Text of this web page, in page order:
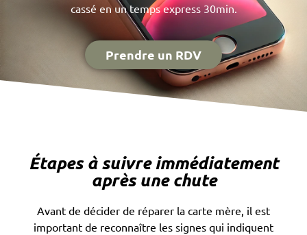
cassé en un temps express 30min.
Prendre un RDV
Étapes à suivre immédiatement
après une chute
Avant de décider de réparer la carte mère, il est
important de reconnaître les signes qui indiquent